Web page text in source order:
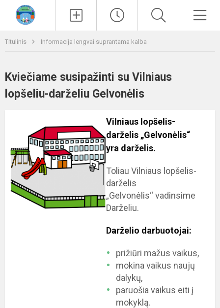
Titulinis Informacija lengvai suprantama kalba
Kviečiame susipažinti su Vilniaus
lopšeliu-darželiu Gelvonėlis
Vilniaus lopšelis-
darželis „Gelvonėlis“
yra darželis.
Toliau Vilniaus lopšelis-
darželis
„Gelvonėlis“ vadinsime
Darželiu.
Darželio darbuotojai:
prižiūri mažus vaikus,
mokina vaikus naujų
dalykų,
paruošia vaikus eiti į
mokyklą.